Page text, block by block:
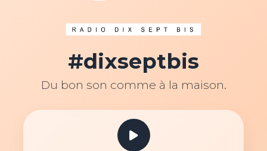
#dixseptbis
Du bon son comme à la maison.